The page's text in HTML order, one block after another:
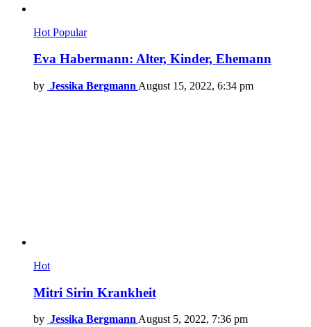
Hot Popular
Eva Habermann: Alter, Kinder, Ehemann
by Jessika Bergmann August 15, 2022, 6:34 pm
Hot
Mitri Sirin Krankheit
by Jessika Bergmann August 5, 2022, 7:36 pm